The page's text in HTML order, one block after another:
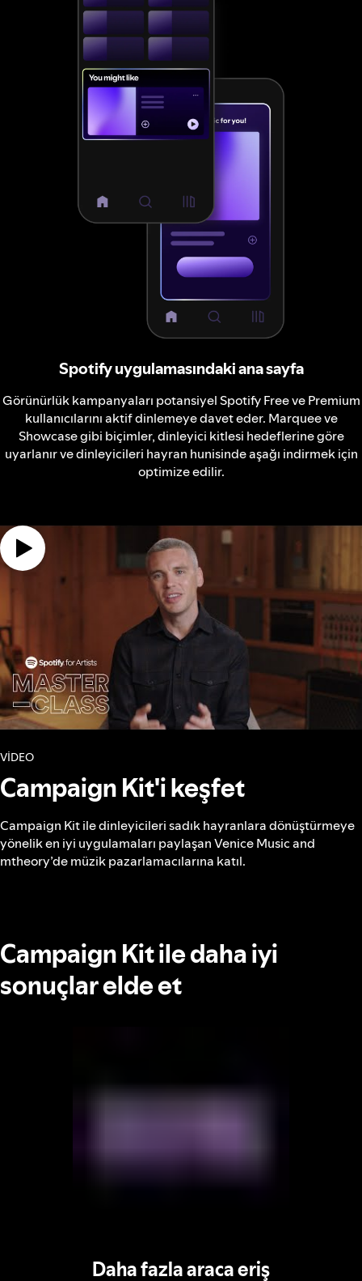
Spotify uygulamasındaki ana sayfa
Görünürlük kampanyaları potansiyel Spotify Free ve Premium
kullanıcılarını aktif dinlemeye davet eder. Marquee ve
Showcase gibi biçimler, dinleyici kitlesi hedeflerine göre
uyarlanır ve dinleyicileri hayran hunisinde aşağı indirmek için
optimize edilir.
VİDEO
Campaign Kit'i keşfet
Campaign Kit ile dinleyicileri sadık hayranlara dönüştürmeye
yönelik en iyi uygulamaları paylaşan Venice Music and
mtheory’de müzik pazarlamacılarına katıl.
Campaign Kit ile daha iyi
sonuçlar elde et
Daha fazla araca eriş